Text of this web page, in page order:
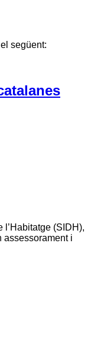
següent:
(SIDH),
assessorament i